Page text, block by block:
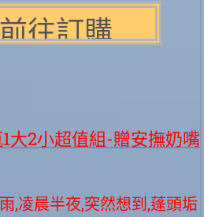
大2小超值組-贈安撫奶嘴
,凌晨半夜,突然想到,蓬頭垢